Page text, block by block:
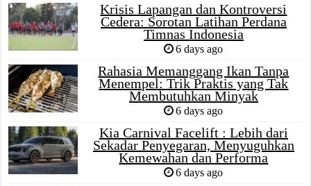
Krisis Lapangan dan Kontroversi
Cedera: Sorotan Latihan Perdana
Timnas Indonesia
6 days ago
Rahasia Memanggang Ikan Tanpa
Menempel: Trik Praktis yang Tak
Membutuhkan Minyak
6 days ago
Kia Carnival Facelift : Lebih dari
Sekadar Penyegaran, Menyuguhkan
Kemewahan dan Performa
6 days ago